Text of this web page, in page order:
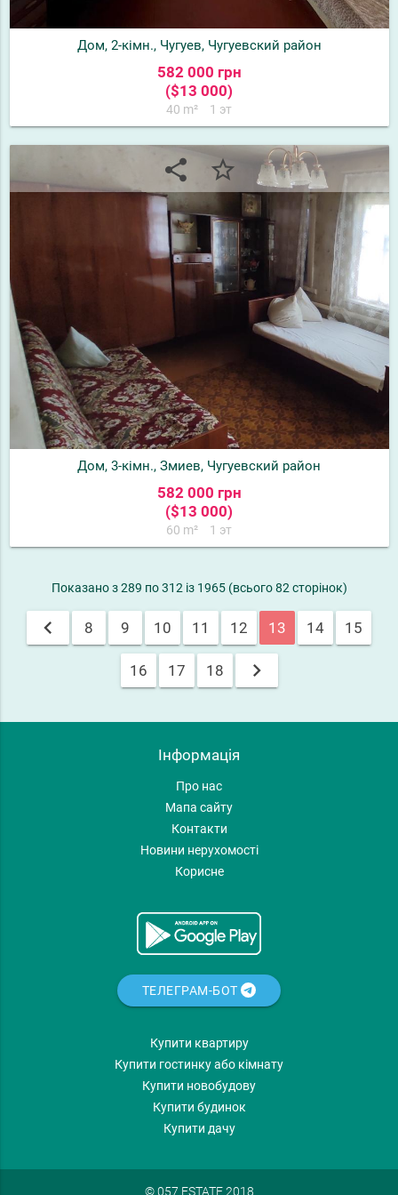
Дом, 2-кімн., Чугуев, Чугуевский район
582 000 грн
($13 000)
40 m² 1 эт
share star_border
Дом, 3-кімн., Змиев, Чугуевский район
582 000 грн
($13 000)
60 m² 1 эт
Показано з 289 по 312 із 1965 (всього 82 сторінок)
chevron_left 8 9 10 11 12 13 14 15
16 17 18 chevron_right
Інформація
Про нас
Мапа сайту
Контакти
Новини нерухомості
Корисне
ТЕЛЕГРАМ-БОТ
Купити квартиру
Купити гостинку або кімнату
Купити новобудову
Купити будинок
Купити дачу
© 057.ESTATE 2018